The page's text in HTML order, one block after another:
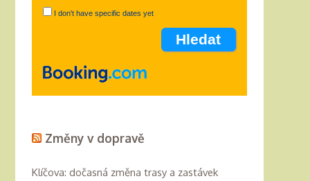
I don't have specific dates yet
Změny v dopravě
Klíčova: dočasná změna trasy a zastávek